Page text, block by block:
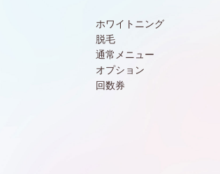
ホワイトニング
脱毛
通常メニュー
オプション
回数券